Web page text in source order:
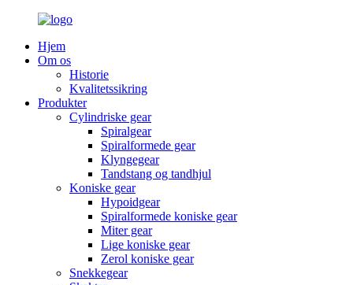
Hjem
Om os
Historie
Kvalitetssikring
Produkter
Cylindriske gear
Spiralgear
Spiralformede gear
Klyngegear
Tandstang og tandhjul
Koniske gear
Hypoidgear
Spiralformede koniske gear
Miter gear
Lige koniske gear
Zerol koniske gear
Snekkegear